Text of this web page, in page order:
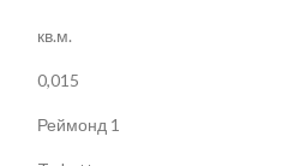
кв.м.
0,015
Реймонд 1